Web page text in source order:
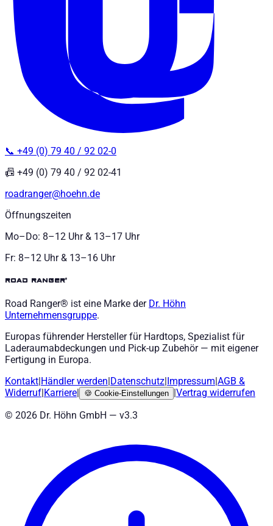
📞 +49 (0) 79 40 / 92 02-0
📠 +49 (0) 79 40 / 92 02-41
roadranger@hoehn.de
Öffnungszeiten
Mo–Do: 8–12 Uhr & 13–17 Uhr
Fr: 8–12 Uhr & 13–16 Uhr
road ranger®
Road Ranger® ist eine Marke der Dr. Höhn
Unternehmensgruppe.
Europas führender Hersteller für Hardtops, Spezialist für
Laderaumabdeckungen und Pick-up Zubehör — mit eigener
Fertigung in Europa.
Kontakt Händler werden Datenschutz Impressum AGB &
Widerruf Karriere 🍪 Cookie-Einstellungen
Vertrag widerrufen
© 2026 Dr. Höhn GmbH — v3.3